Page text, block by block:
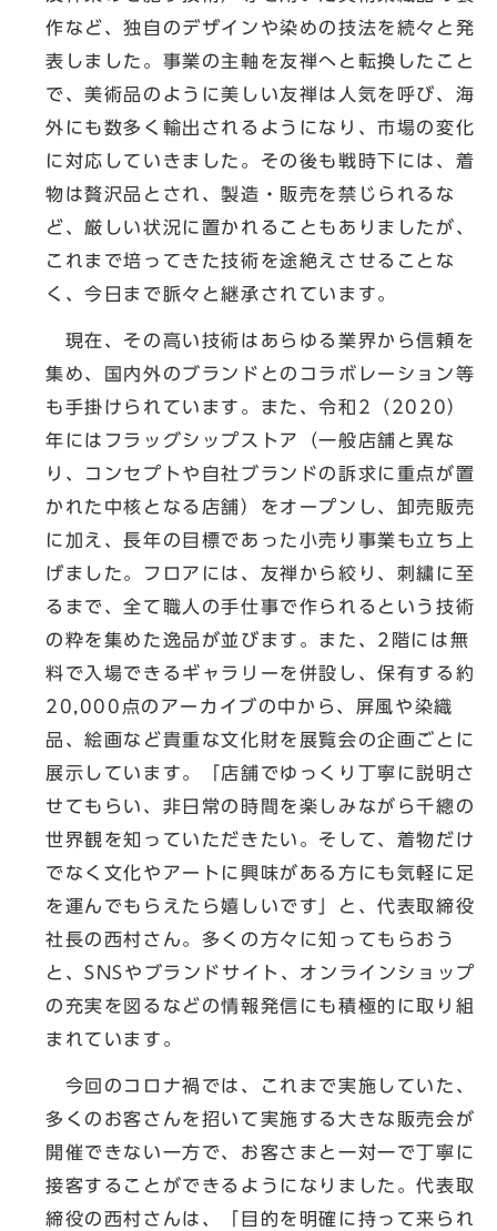
作など、独自のデザインや染めの技法を続々と発
表しました。事業の主軸を友禅へと転換したこと
で、美術品のように美しい友禅は人気を呼び、海
外にも数多く輸出されるようになり、市場の変化
に対応していきました。その後も戦時下には、着
物は贅沢品とされ、製造・販売を禁じられるな
ど、厳しい状況に置かれることもありましたが、
これまで培ってきた技術を途絶えさせることな
く、今日まで脈々と継承されています。
現在、その高い技術はあらゆる業界から信頼を
集め、国内外のブランドとのコラボレーション等
も手掛けられています。また、令和2（2020）
年にはフラッグシップストア（一般店舗と異な
り、コンセプトや自社ブランドの訴求に重点が置
かれた中核となる店舗）をオープンし、卸売販売
に加え、長年の目標であった小売り事業も立ち上
げました。フロアには、友禅から絞り、刺繍に至
るまで、全て職人の手仕事で作られるという技術
の粋を集めた逸品が並びます。また、2階には無
料で入場できるギャラリーを併設し、保有する約
20,000点のアーカイブの中から、屏風や染織
品、絵画など貴重な文化財を展覧会の企画ごとに
展示しています。「店舗でゆっくり丁寧に説明さ
せてもらい、非日常の時間を楽しみながら千總の
世界観を知っていただきたい。そして、着物だけ
でなく文化やアートに興味がある方にも気軽に足
を運んでもらえたら嬉しいです」と、代表取締役
社長の西村さん。多くの方々に知ってもらおう
と、SNSやブランドサイト、オンラインショップ
の充実を図るなどの情報発信にも積極的に取り組
まれています。
今回のコロナ禍では、これまで実施していた、
多くのお客さんを招いて実施する大きな販売会が
開催できない一方で、お客さまと一対一で丁寧に
接客することができるようになりました。代表取
締役の西村さんは、「目的を明確に持って来られ